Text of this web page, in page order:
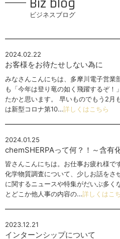
Biz blog
ビジネスブログ
2024.02.22
お客様をお待たせしない為に
みなさんこんにちは、多摩川電子営
も「今年は登り竜の如く飛躍するぞ！
たかと思います。 早いものでもう2月
は新型コロナ第10…詳しくはこちら
2024.01.25
chemSHERPAって何？！～含有
皆さんこんにちは。お仕事お疲れ様で
化学物質調査について、少しお話をさ
に関するニュースや特集がだいぶ多く
とどこか他人事の内容の…詳しくはこ
2023.12.21
インターンシップについて